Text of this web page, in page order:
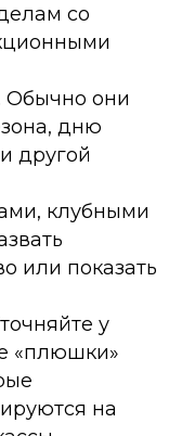
со
Обычно они
дню
другой
клубными
или показать
у
«плюшки»
на